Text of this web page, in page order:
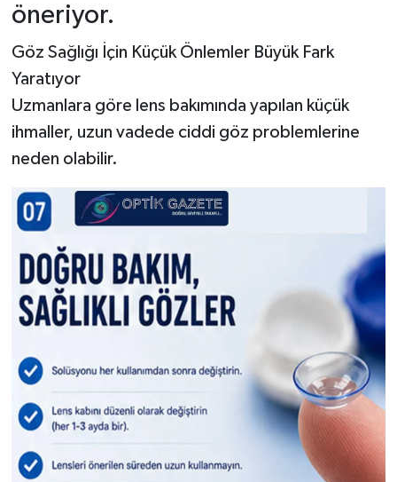
öneriyor.
Göz Sağlığı İçin Küçük Önlemler Büyük Fark
Yaratıyor
Uzmanlara göre lens bakımında yapılan küçük
ihmaller, uzun vadede ciddi göz problemlerine
neden olabilir.